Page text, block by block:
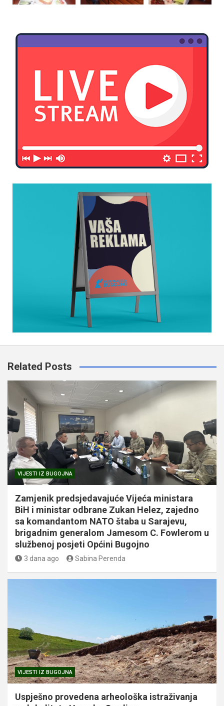
Related Posts
VIJESTI IZ BUGOJNA
Zamjenik predsjedavajuće Vijeća ministara
BiH i ministar odbrane Zukan Helez, zajedno
sa komandantom NATO štaba u Sarajevu,
brigadnim generalom Jamesom C. Fowlerom u
službenoj posjeti Općini Bugojno
3 dana ago Sabina Perenda
VIJESTI IZ BUGOJNA
Uspješno provedena arheološka istraživanja